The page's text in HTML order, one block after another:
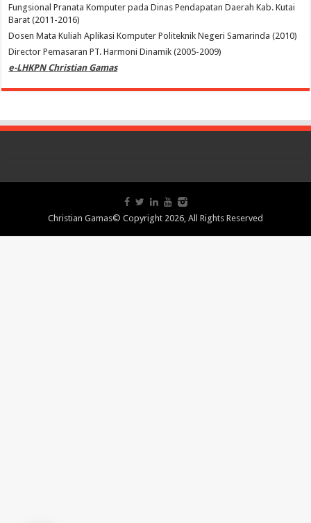
Fungsional Pranata Komputer pada Dinas Pendapatan Daerah Kab. Kutai
Barat (2011-2016)
Dosen Mata Kuliah Aplikasi Komputer Politeknik Negeri Samarinda (2010)
Director Pemasaran PT. Harmoni Dinamik (2005-2009)
e-LHKPN Christian Gamas
Christian Gamas© Copyright 2026, All Rights Reserved